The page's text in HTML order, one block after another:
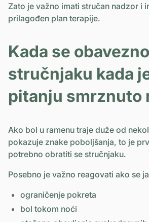
Zato je važno imati stručan nadzor i
prilagođen plan terapije.
Kada se
stručnjaku kada
pitanju smrznuto
Ako bol u ramenu traje duže od
pokazuje znake poboljšanja, to je
potrebno obratiti se stručnjaku.
Posebno je važno reagovati ako se
ograničenje pokreta
bol tokom noći